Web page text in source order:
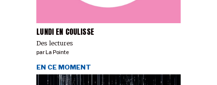
LUNDI EN COULISSE
Des lectures
par La Pointe
EN CE MOMENT